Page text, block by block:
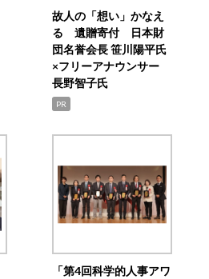
故人の「想い」かなえ
る 遺贈寄付 日本財
団名誉会長 笹川陽平氏
×フリーアナウンサー
長野智子氏
PR
「第4回科学的人事アワ